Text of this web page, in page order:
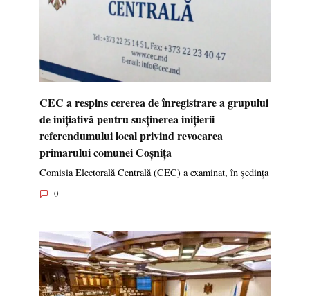
CEC a respins cererea de înregistrare a grupului
de inițiativă pentru susținerea inițierii
referendumului local privind revocarea
primarului comunei Coșnița
Comisia Electorală Centrală (CEC) a examinat, în ședința
0